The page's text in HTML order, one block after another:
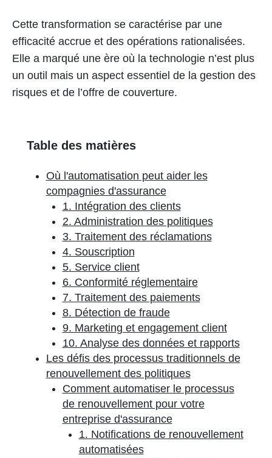
Cette transformation se caractérise par une
efficacité accrue et des opérations rationalisées.
Elle a marqué une ère où la technologie n’est plus
un outil mais un aspect essentiel de la gestion des
risques et de l’offre de couverture.
Table des matières
Où l'automatisation peut aider les
compagnies d'assurance
1. Intégration des clients
2. Administration des politiques
3. Traitement des réclamations
4. Souscription
5. Service client
6. Conformité réglementaire
7. Traitement des paiements
8. Détection de fraude
9. Marketing et engagement client
10. Analyse des données et rapports
Les défis des processus traditionnels de
renouvellement des politiques
Comment automatiser le processus
de renouvellement pour votre
entreprise d'assurance
1. Notifications de renouvellement
automatisées